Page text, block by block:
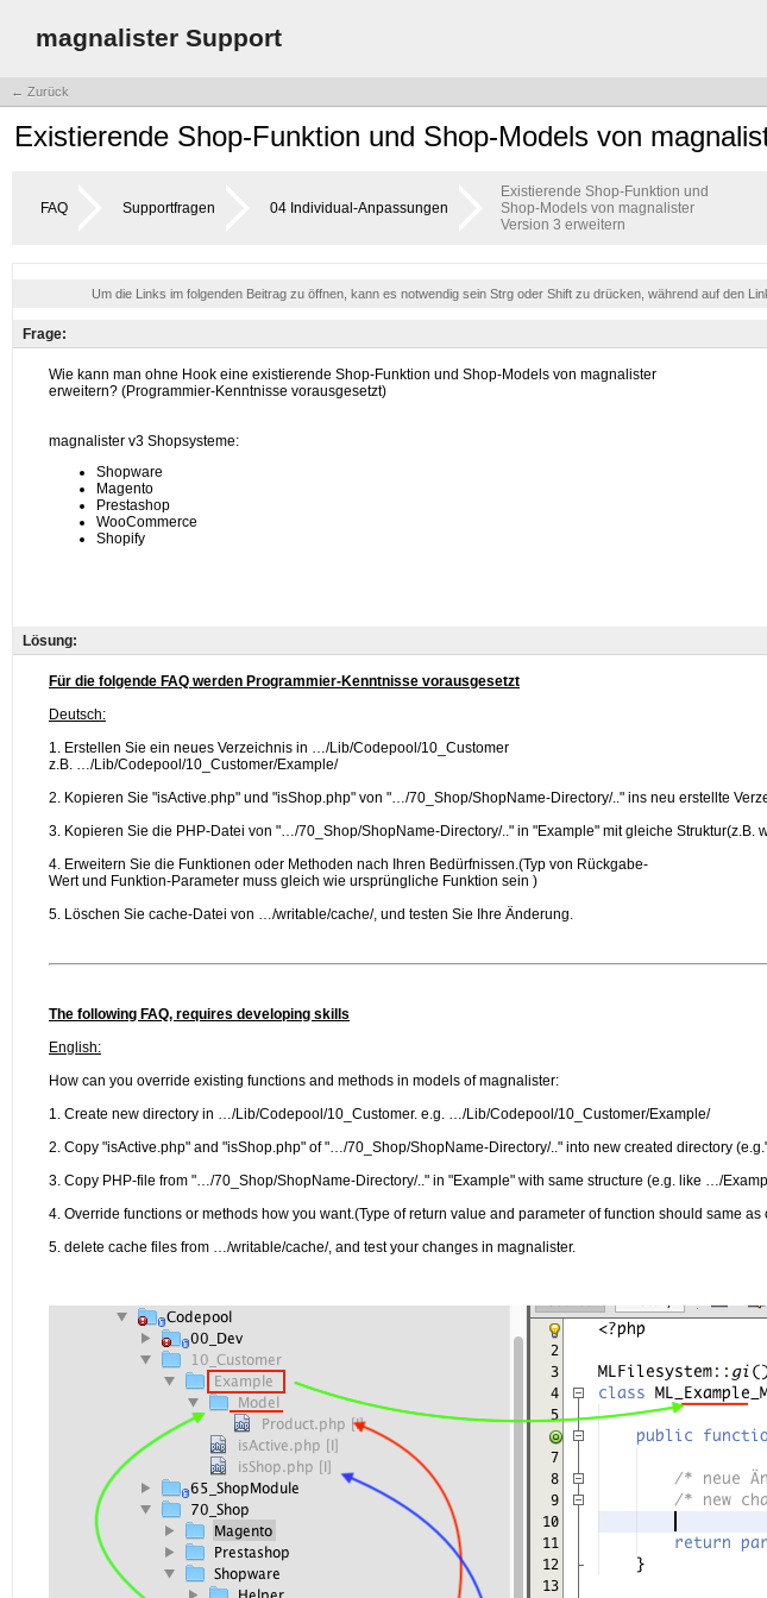
magnalister Support
← Zurück
Existierende Shop-Funktion und Shop-Models von
FAQ Supportfragen 04 Individual-Anpassungen
Existierende Shop-Funktion und
Shop-Models von magnalister
Version 3 erweitern
Um die Links im folgenden Beitrag zu öffnen, kann es notwendig sein Strg oder Shift zu drücken, während auf den
Frage:
Lösung: